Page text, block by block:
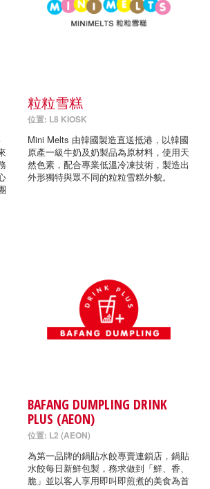
粒粒雪糕
位置: L8 KIOSK
Mini Melts 由韓國製造直送抵港，以韓國
原產一級牛奶及奶製品為原材料，使用天
然色素，配合專業低溫冷凍技術，製造出
外形獨特與眾不同的粒粒雪糕外貌。
BAFANG DUMPLING DRINK
PLUS (AEON)
位置: L2 (AEON)
為第一品牌的鍋貼水餃專賣連鎖店，鍋貼
水餃每日新鮮包製，務求做到「鮮、香、
脆」並以客人享用即叫即煎煮的美食為首